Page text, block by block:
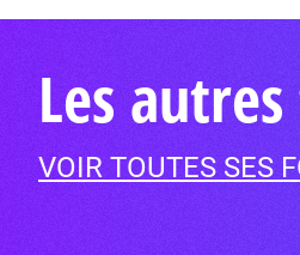
Les
VOIR TOUTES SES